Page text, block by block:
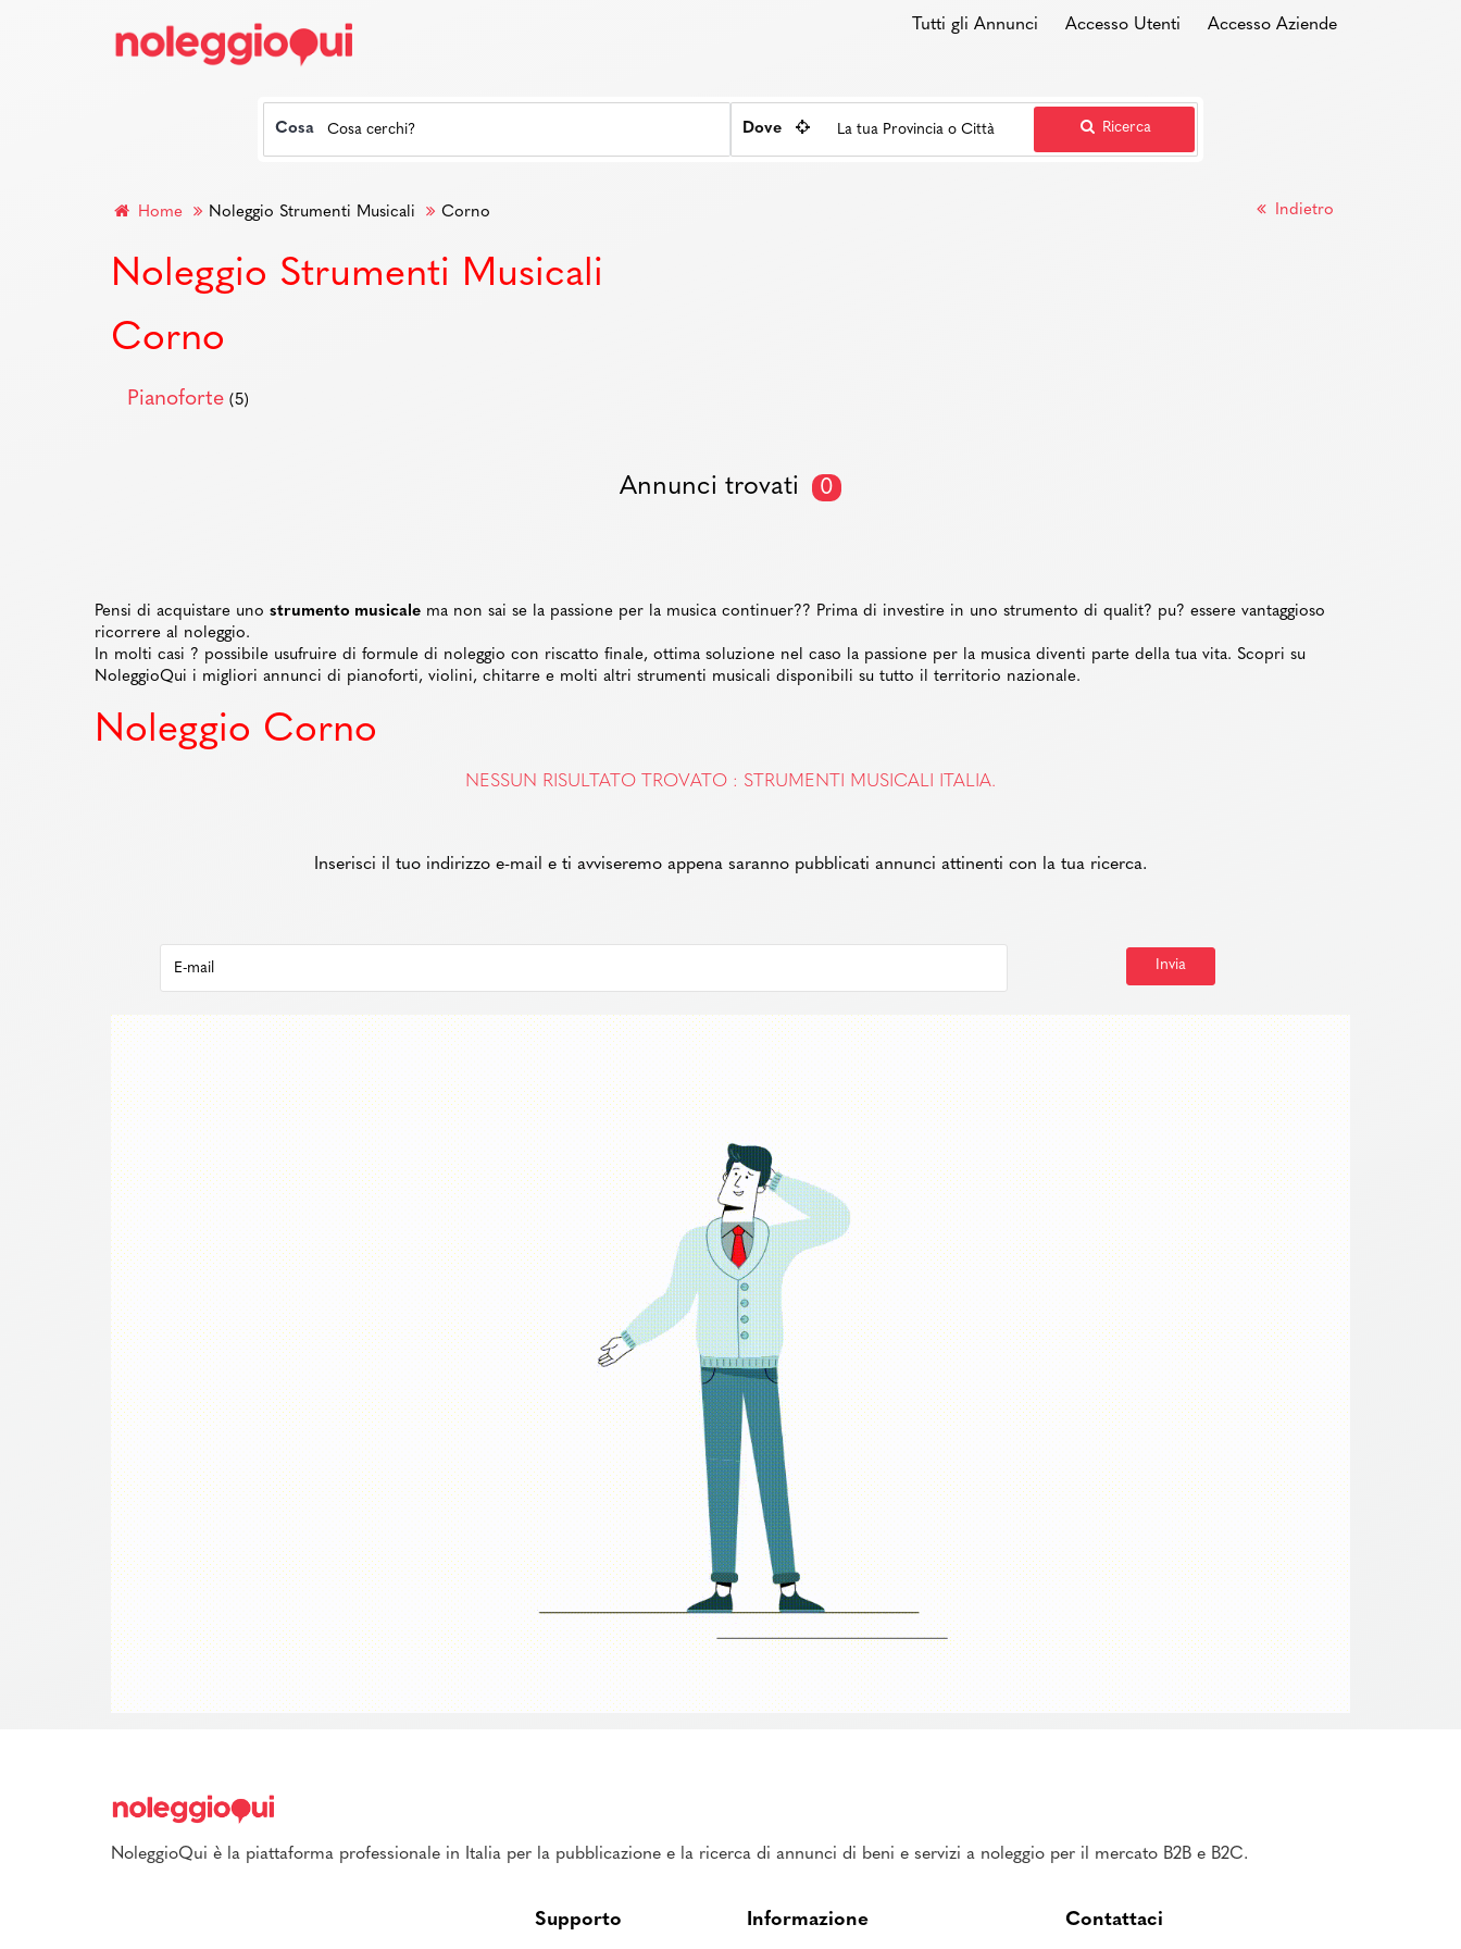
Tutti gli Annunci Accesso Utenti Accesso Aziende
Cosa Dove Ricerca
Home Noleggio Strumenti Musicali Corno Indietro
Noleggio Strumenti Musicali
Corno
Pianoforte (5)
Annunci trovati 0
Pensi di acquistare uno strumento musicale ma non sai se la passione per la musica continuer?? Prima di investire in uno strumento di qualit? pu? essere vantaggioso
ricorrere al noleggio.
In molti casi ? possibile usufruire di formule di noleggio con riscatto finale, ottima soluzione nel caso la passione per la musica diventi parte della tua vita. Scopri su
NoleggioQui i migliori annunci di pianoforti, violini, chitarre e molti altri strumenti musicali disponibili su tutto il territorio nazionale.
Noleggio Corno
NESSUN RISULTATO TROVATO : STRUMENTI MUSICALI ITALIA.
Inserisci il tuo indirizzo e-mail e ti avviseremo appena saranno pubblicati annunci attinenti con la tua ricerca.
Invia
NoleggioQui è la piattaforma professionale in Italia per la pubblicazione e la ricerca di annunci di beni e servizi a noleggio per il mercato B2B e B2C.
Supporto Informazione Contattaci